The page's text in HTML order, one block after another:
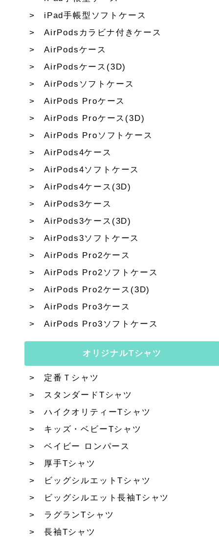
iPad手帳型ソフトケース
AirPodsカラビナ付きケース
AirPodsケース
AirPodsケース(3D)
AirPodsソフトケース
AirPods Proケース
AirPods Proケース(3D)
AirPods Proソフトケース
AirPods4ケース
AirPods4ソフトケース
AirPods4ケース(3D)
AirPods3ケース
AirPods3ケース(3D)
AirPods3ソフトケース
AirPods Pro2ケース
AirPods Pro2ソフトケース
AirPods Pro2ケース(3D)
AirPods Pro3ケース
AirPods Pro3ソフトケース
オリジナルTシャツ
定番Ｔシャツ
スタンダードTシャツ
ハイクオリティーTシャツ
キッズ・ベビーTシャツ
ベイビー ロンパース
厚手Tシャツ
ビッグシルエットTシャツ
ビッグシルエット長袖Tシャツ
ラグランTシャツ
長袖Tシャツ